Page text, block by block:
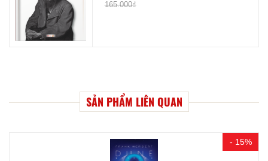
165.000₫
SẢN PHẨM LIÊN QUAN
- 15%